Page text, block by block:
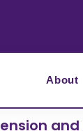
About